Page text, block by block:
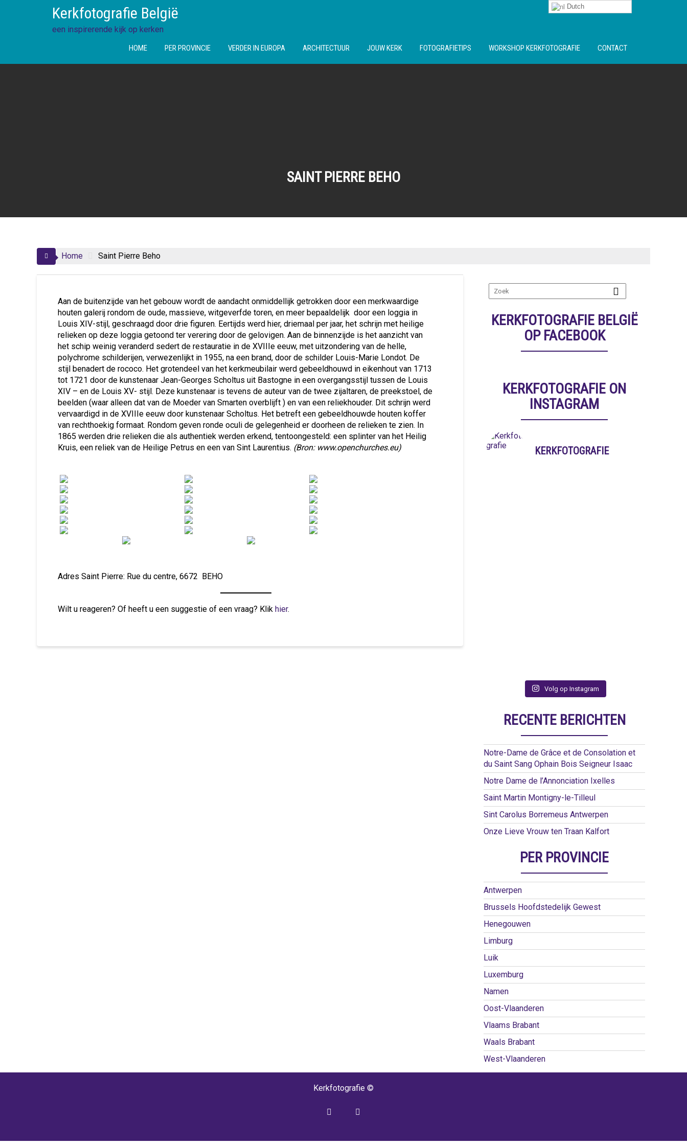
Kerkfotografie België
een inspirerende kijk op kerken
HOME PER PROVINCIE VERDER IN EUROPA ARCHITECTUUR JOUW KERK FOTOGRAFIETIPS WORKSHOP KERKFOTOGRAFIE CONTACT
SAINT PIERRE BEHO
Home Saint Pierre Beho
Aan de buitenzijde van het gebouw wordt de aandacht onmiddellijk getrokken door een merkwaardige
houten galerij rondom de oude, massieve, witgeverfde toren, en meer bepaaldelijk door een loggia in
Louis XIV-stijl, geschraagd door drie figuren. Eertijds werd hier, driemaal per jaar, het schrijn met heilige
relieken op deze loggia getoond ter verering door de gelovigen. Aan de binnenzijde is het aanzicht van
het schip weinig veranderd sedert de restauratie in de XVIIIe eeuw, met uitzondering van de helle,
polychrome schilderijen, verwezenlijkt in 1955, na een brand, door de schilder Louis-Marie Londot. De
stijl benadert de rococo. Het grotendeel van het kerkmeubilair werd gebeeldhouwd in eikenhout van 1713
tot 1721 door de kunstenaar Jean-Georges Scholtus uit Bastogne in een overgangsstijl tussen de Louis
XIV – en de Louis XV- stijl. Deze kunstenaar is tevens de auteur van de twee zijaltaren, de preekstoel, de
beelden (waar alleen dat van de Moeder van Smarten overblijft ) en van een reliekhouder. Dit schrijn werd
vervaardigd in de XVIIIe eeuw door kunstenaar Scholtus. Het betreft een gebeeldhouwde houten koffer
van rechthoekig formaat. Rondom geven ronde oculi de gelegenheid er doorheen de relieken te zien. In
1865 werden drie relieken die als authentiek werden erkend, tentoongesteld: een splinter van het Heilig
Kruis, een reliek van de Heilige Petrus en een van Sint Laurentius. (Bron: www.openchurches.eu)
Adres Saint Pierre: Rue du centre, 6672 BEHO
Wilt u reageren? Of heeft u een suggestie of een vraag? Klik hier.
KERKFOTOGRAFIE BELGIË
OP FACEBOOK
KERKFOTOGRAFIE ON
INSTAGRAM
KERKFOTOGRAFIE
Volg op Instagram
RECENTE BERICHTEN
Notre-Dame de Grâce et de Consolation et
du Saint Sang Ophain Bois Seigneur Isaac
Notre Dame de l’Annonciation Ixelles
Saint Martin Montigny-le-Tilleul
Sint Carolus Borremeus Antwerpen
Onze Lieve Vrouw ten Traan Kalfort
PER PROVINCIE
Antwerpen
Brussels Hoofdstedelijk Gewest
Henegouwen
Limburg
Luik
Luxemburg
Namen
Oost-Vlaanderen
Vlaams Brabant
Waals Brabant
West-Vlaanderen
Kerkfotografie ©
Dutch